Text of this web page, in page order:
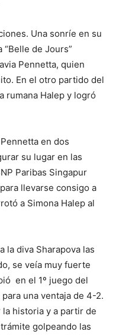
Una sonríe en su
de Jours”
Pennetta, quien
En el otro partido del
rumana Halep y logró
en dos
su lugar en las
Paribas Singapur
llevarse consigo a
a Simona Halep al
la diva Sharapova las
se veía muy fuerte
en el 1º juego del
una ventaja de 4-2.
la historia y a partir de
golpeando las